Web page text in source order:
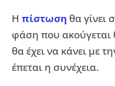
Η πίστωση θα γίνει
φάση που ακούγεται
θα έχει να κάνει με
έπεται η συνέχεια.